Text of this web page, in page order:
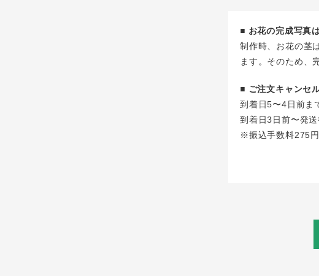
■ お花の完成写真
制作時、お花の茎
ます。そのため、
■ ご注文キャンセ
到着日5〜4日前ま
到着日3日前〜発
※振込手数料275円